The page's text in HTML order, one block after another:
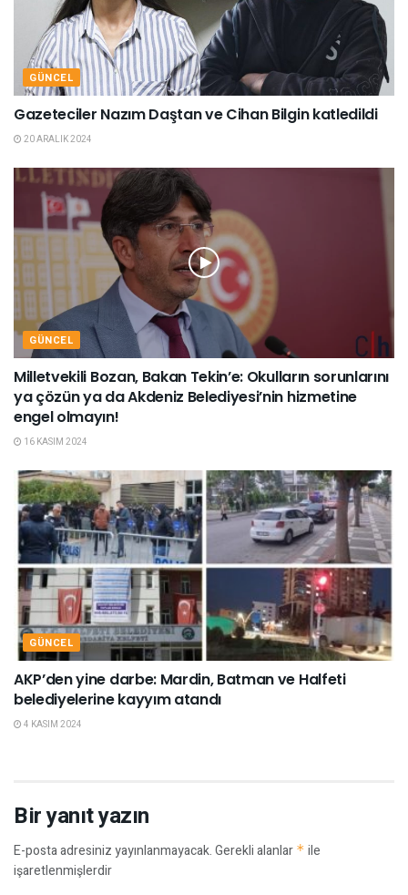
GÜNCEL
Gazeteciler Nazım Daştan ve Cihan Bilgin katledildi
20 ARALIK 2024
GÜNCEL
Milletvekili Bozan, Bakan Tekin’e: Okulların sorunlarını
ya çözün ya da Akdeniz Belediyesi’nin hizmetine
engel olmayın!
16 KASIM 2024
GÜNCEL
AKP’den yine darbe: Mardin, Batman ve Halfeti
belediyelerine kayyım atandı
4 KASIM 2024
Bir yanıt yazın
E-posta adresiniz yayınlanmayacak.Gerekli alanlar * ile
işaretlenmişlerdir